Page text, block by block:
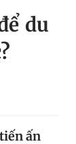
du
ấn